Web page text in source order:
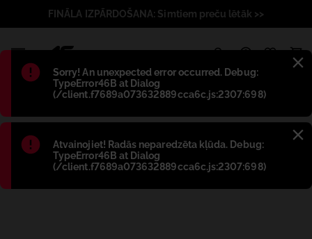
Błąd:
Sorry! An unexpected error occurred. Debug:
TypeError46B at Dialog
(/client.f7689a073632889cca6c.js:2307:698)
Błąd:
Atvainojiet! Radās neparedzēta kļūda. Debug:
TypeError46B at Dialog
(/client.f7689a073632889cca6c.js:2307:698)
FINĀLA IZPĀRDOŠANA: Simtiem preču lētāk >>